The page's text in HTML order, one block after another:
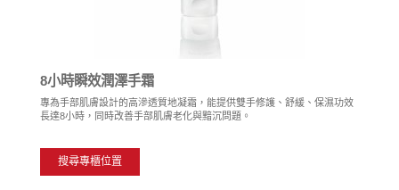
8小時瞬效潤澤手霜
專為手部肌膚設計的高滲透質地凝霜，能提供雙手修護、舒緩、保濕功效
長達8小時，同時改善手部肌膚老化與黯沉問題。
搜尋專櫃位置